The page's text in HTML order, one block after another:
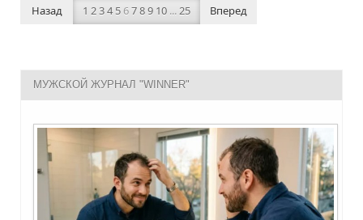
Назад 1 234 5 6789 10 ...25 Вперед
МУЖСКОЙ ЖУРНАЛ "WINNER"